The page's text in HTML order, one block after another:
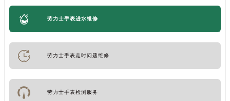
劳力士手表进水维修
劳力士手表走时问题维修
劳力士手表检测服务